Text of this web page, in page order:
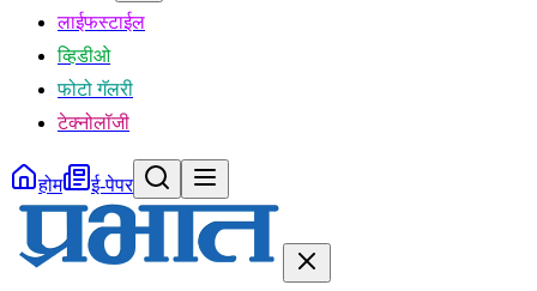
लाईफस्टाईल
व्हिडीओ
फोटो गॅलरी
टेक्नोलॉजी
होम ई-पेपर